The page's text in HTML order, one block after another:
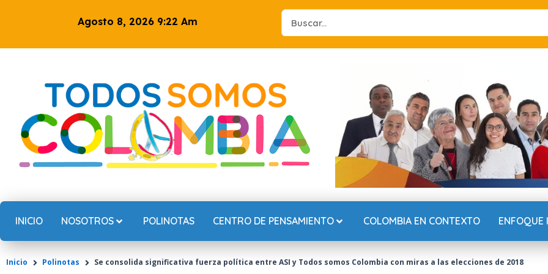
Agosto 8, 2026 9:22 Am
Search
...
INICIO NOSOTROS POLINOTAS CENTRO DE PENSAMIENTO COLOMBIA EN CONTEXTO ENFOQUE
Inicio Polinotas Se consolida significativa fuerza política entre ASI y Todos somos Colombia con miras a las elecciones de 2018